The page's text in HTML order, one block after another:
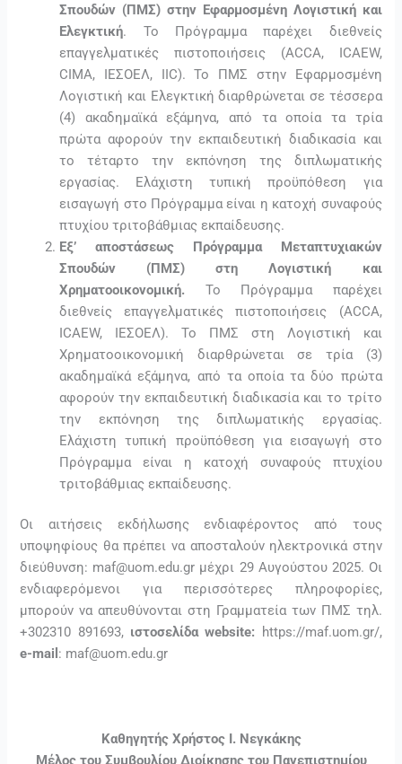
Σπουδών (ΠΜΣ) στην Εφαρμοσμένη Λογιστική και
Ελεγκτική. Το Πρόγραμμα παρέχει διεθνείς
επαγγελματικές πιστοποιήσεις (ACCA, ICAEW,
CIMA, ΙΕΣΟΕΛ, IIC). Το ΠΜΣ στην Εφαρμοσμένη
Λογιστική και Ελεγκτική διαρθρώνεται σε τέσσερα
(4) ακαδημαϊκά εξάμηνα, από τα οποία τα τρία
πρώτα αφορούν την εκπαιδευτική διαδικασία και
το τέταρτο την εκπόνηση της διπλωματικής
εργασίας. Ελάχιστη τυπική προϋπόθεση για
εισαγωγή στο Πρόγραμμα είναι η κατοχή συναφούς
πτυχίου τριτοβάθμιας εκπαίδευσης.
Εξ’ αποστάσεως Πρόγραμμα Μεταπτυχιακών
Σπουδών (ΠΜΣ) στη Λογιστική και
Χρηματοοικονομική. Το Πρόγραμμα παρέχει
διεθνείς επαγγελματικές πιστοποιήσεις (ACCA,
ICAEW, ΙΕΣΟΕΛ). Το ΠΜΣ στη Λογιστική και
Χρηματοοικονομική διαρθρώνεται σε τρία (3)
ακαδημαϊκά εξάμηνα, από τα οποία τα δύο πρώτα
αφορούν την εκπαιδευτική διαδικασία και το τρίτο
την εκπόνηση της διπλωματικής εργασίας.
Ελάχιστη τυπική προϋπόθεση για εισαγωγή στο
Πρόγραμμα είναι η κατοχή συναφούς πτυχίου
τριτοβάθμιας εκπαίδευσης.
Οι αιτήσεις εκδήλωσης ενδιαφέροντος από τους
υποψηφίους θα πρέπει να αποσταλούν ηλεκτρονικά στην
διεύθυνση: maf@uom.edu.gr μέχρι 29 Αυγούστου 2025. Οι
ενδιαφερόμενοι για περισσότερες πληροφορίες,
μπορούν να απευθύνονται στη Γραμματεία των ΠΜΣ τηλ.
+302310 891693, ιστοσελίδαwebsite: https://maf.uom.gr/,
e-mail : maf@uom.edu.gr
Καθηγητής Χρήστος Ι. Νεγκάκης
Μέλος του Συμβουλίου Διοίκησης του Πανεπιστημίου